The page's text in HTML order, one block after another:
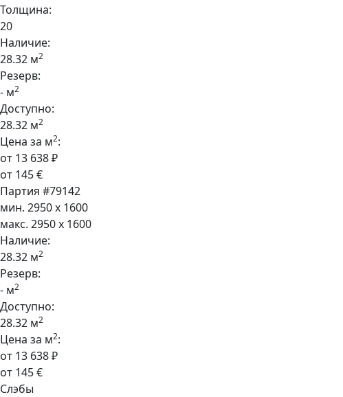
Толщина:
20
Наличие:
28.32 м2
Резерв:
- м2
Доступно:
28.32 м2
Цена за м2:
от 13 638 ₽
от 145 €
Партия #79142
мин. 2950 x 1600
макс. 2950 x 1600
Наличие:
28.32 м2
Резерв:
- м2
Доступно:
28.32 м2
Цена за м2:
от 13 638 ₽
от 145 €
Слэбы